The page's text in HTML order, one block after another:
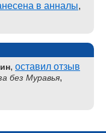
в анналы,
, оставил отзыв
без Муравья,